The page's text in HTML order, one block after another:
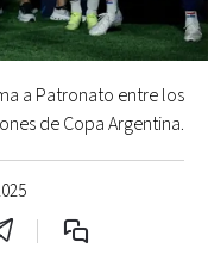
a Patronato entre los
de Copa Argentina.